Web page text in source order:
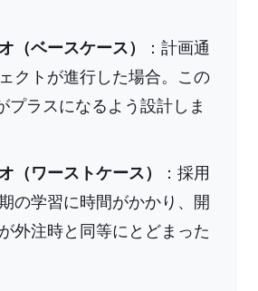
（ベースケース）
：計画通
クトが進行した場合。この
プラスになるよう設計しま
（ワーストケース）
：採用
の学習に時間がかかり、開
外注時と同等にとどまった